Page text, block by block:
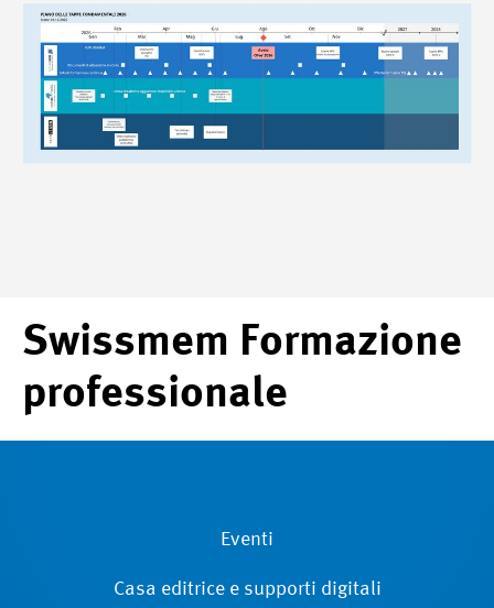
Swissmem Formazione
professionale
Eventi
Casa editrice e supporti digitali